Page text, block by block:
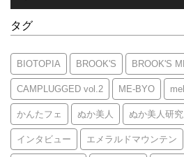
タグ
BIOTOPIA BROOK'S BROOK'S
CAMPLUGGED vol.2 ME-BYO
かんたフェ ぬか美人 ぬか美人研
インタビュー エメラルドマウンテン